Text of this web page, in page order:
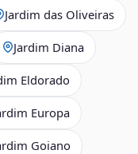
Jardim das Oliveiras
Jardim Diana
Eldorado
Europa
Goiano